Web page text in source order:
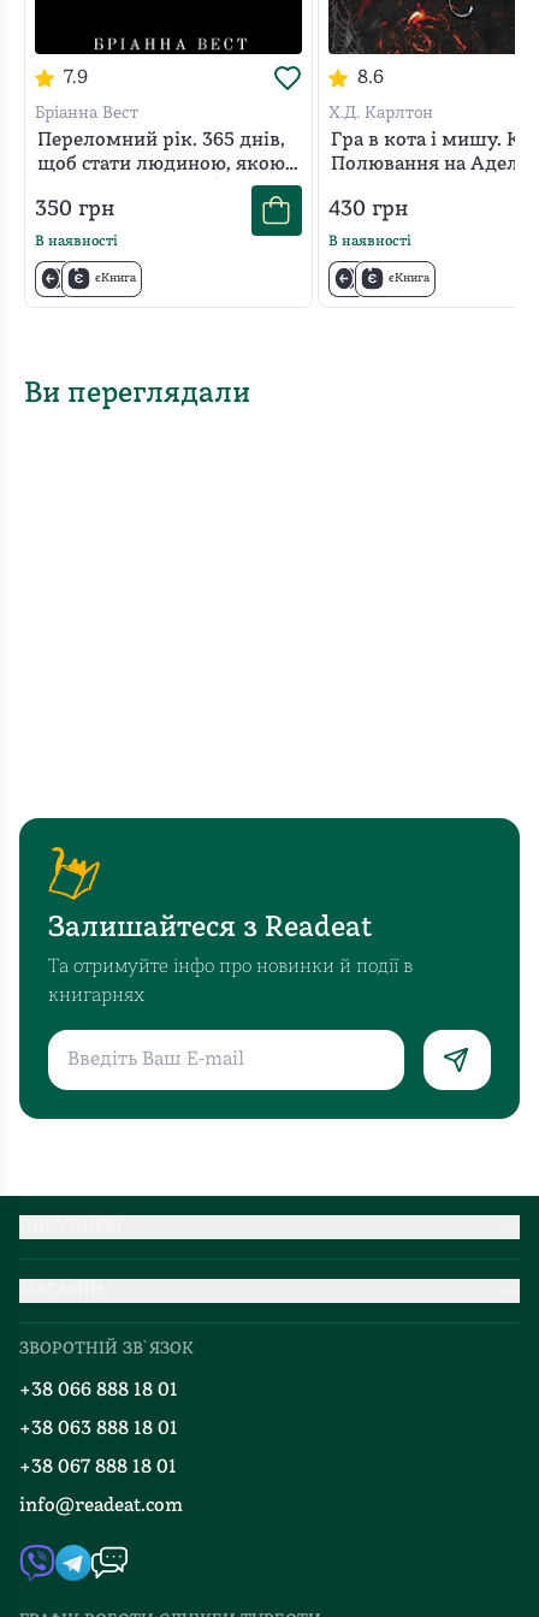
7.9
Бріанна Вест
Переломний рік. 365 днів,
щоб стати людиною, якою
350 грн
В наявності
єКнига
8.6
Х.Д. Карлтон
Гра в кота і мишу.
Полювання на
430грн
В наявності
єКнига
Ви переглядали
Залишайтеся з Readeat
Та отримуйте інфо про новинки й події в
книгарнях
Добірки
Блог
Події
Книгарні
Контакти
Автори
Видавництва
Міжнародна доставка
Мапа сайту
ЗВОРОТНІЙ ЗВ`ЯЗОК
+38 066 888 18 01
+38 063 888 18 01
+38 067 888 18 01
info@readeat.com